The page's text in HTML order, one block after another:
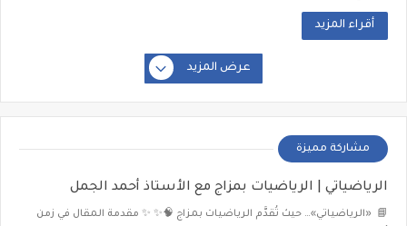
أقراء المزيد
عرض المزيد
مشاركة مميزة
الرياضياتي | الرياضيات بمزاج مع الأستاذ أحمد الجمل
📘 «الرياضياتي»… حيث تُقدَّم الرياضيات بمزاج 🧠✨ ✨ مقدمة المقال في زمن